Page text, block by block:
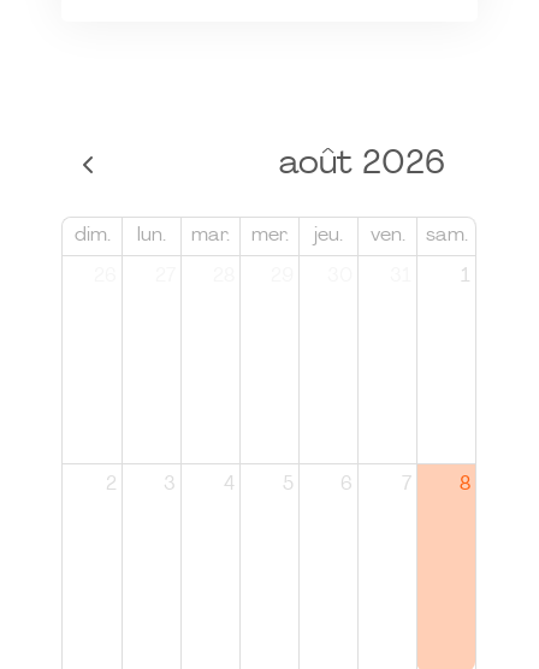
août 2026
dim. lun. mar. mer. jeu. ven. sam.
1
2 3 4 5 6 7 8